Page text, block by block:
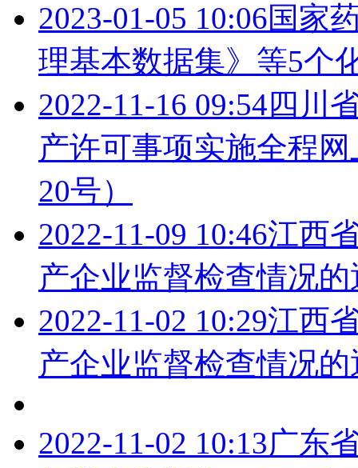
2023-01-05 10:06国家
理基本数据集》等5个
2022-11-16 09:54四川
产许可事项实施全程
20号）
2022-11-09 10:46江西
产企业监督检查情况
2022-11-02 10:29江西
产企业监督检查情况
2022-11-02 10:13广东